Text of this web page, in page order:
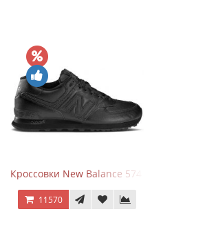
Кроссовки New Balance 574 Triple Black
11570